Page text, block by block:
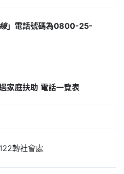
」電話號碼為0800-25-
家庭扶助 電話一覽表
轉社會處